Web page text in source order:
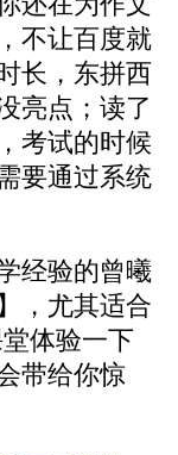
不让百度就
长，东拼西
亮点；读了
考试的时候
要通过系统
经验的曾曦
，尤其适合
体验一下
带给你惊